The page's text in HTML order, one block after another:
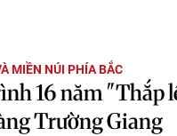
MIỀN NÚI PHÍA BẮC
16 năm "Thắp
Trường Giang